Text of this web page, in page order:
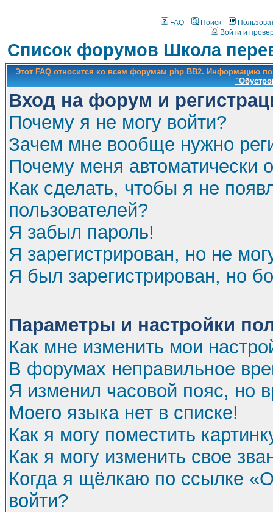
FAQ Поиск
Войти и
Список форумов Школа
Этот FAQ относится ко всем форумам php BB2. Информацию
Вход на форум и
Почему я не могу войти?
Зачем мне вообще нужно
Почему меня автоматически
Как сделать, чтобы я не
пользователей?
Я забыл пароль!
Я зарегистрирован, но не
Я был зарегистрирован, но
Параметры и настройки
Как мне изменить мои
В форумах неправильное
Я изменил часовой пояс, но
Моего языка нет в списке!
Как я могу поместить
Как я могу изменить свое
Когда я щёлкаю по ссылке
войти?